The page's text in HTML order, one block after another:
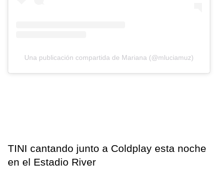
Una publicación compartida de Mariana (@mluciamuz)
TINI cantando junto a Coldplay esta noche
en el Estadio River